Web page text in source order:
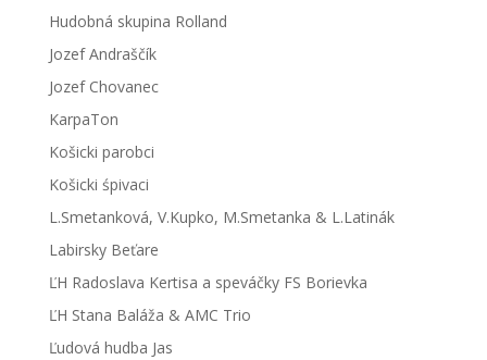
Hudobná skupina Rolland
Jozef Andraščík
Jozef Chovanec
KarpaTon
Košicki parobci
Košicki śpivaci
L.Smetanková, V.Kupko, M.Smetanka & L.Latinák
Labirsky Beťare
ĽH Radoslava Kertisa a speváčky FS Borievka
ĽH Stana Baláža & AMC Trio
Ľudová hudba Jas